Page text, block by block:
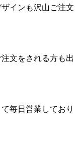
インも沢山ご注文
文をされる方も出
毎日営業しており